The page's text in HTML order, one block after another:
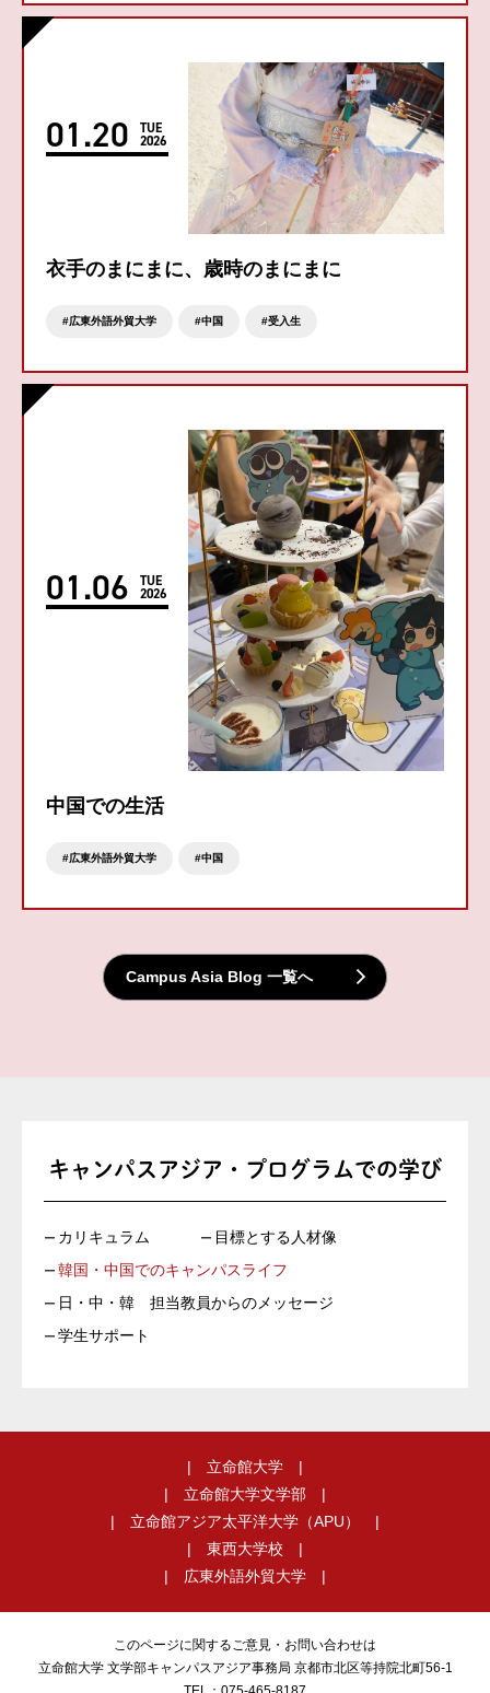
01.20 TUE
2026
衣手のまにまに、歳時のまにまに
広東外語外貿大学 中国 受入生
01.06 TUE
2026
中国での生活
広東外語外貿大学 中国
Campus Asia Blog 一覧へ
キャンパスアジア・ プログラムでの学び
カリキュラム
目標とする人材像
韓国・中国でのキャンパスライフ
日・中・韓 担当教員からのメッセージ
学生サポート
立命館大学
立命館大学文学部
立命館アジア太平洋大学（APU）
東西大学校
広東外語外貿大学
このページに関するご意見・お問い合わせは
立命館大学 文学部キャンパスアジア事務局 京都市北区等持院北町56-1